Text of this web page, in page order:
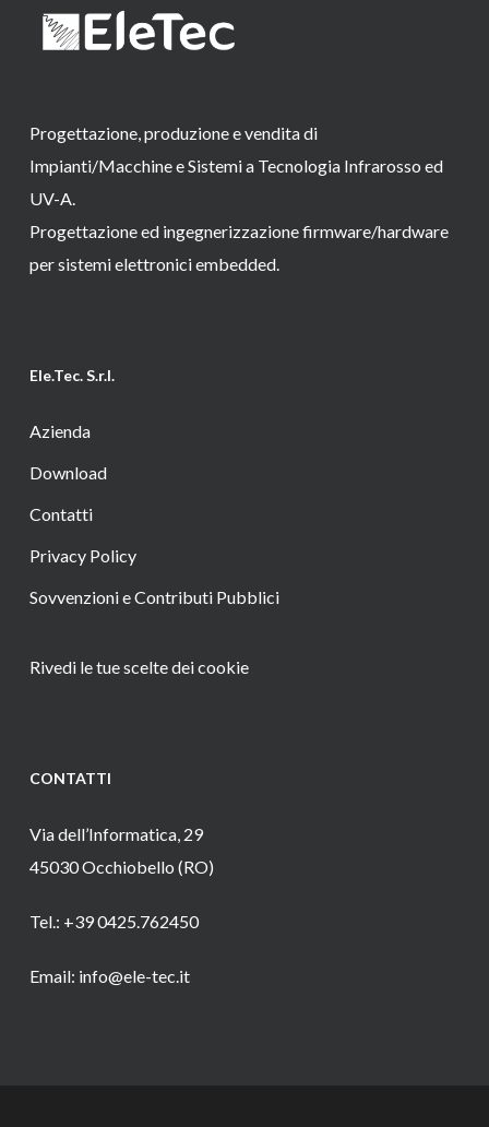
Progettazione, produzione e vendita di
Impianti/Macchine e Sistemi a Tecnologia Infrarosso ed
UV-A.
Progettazione ed ingegnerizzazione firmware/hardware
per sistemi elettronici embedded.
Ele.Tec. S.r.l.
Azienda
Download
Contatti
Privacy Policy
Sovvenzioni e Contributi Pubblici
Rivedi le tue scelte dei cookie
CONTATTI
Via dell’Informatica, 29
45030 Occhiobello (RO)
Tel.: +39 0425.762450
Email: info@ele-tec.it